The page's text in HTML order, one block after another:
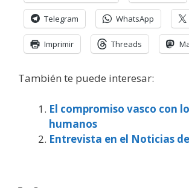
Telegram WhatsApp
Imprimir Threads
También te puede interesar:
El compromiso vasco con
humanos
Entrevista en el Noticias